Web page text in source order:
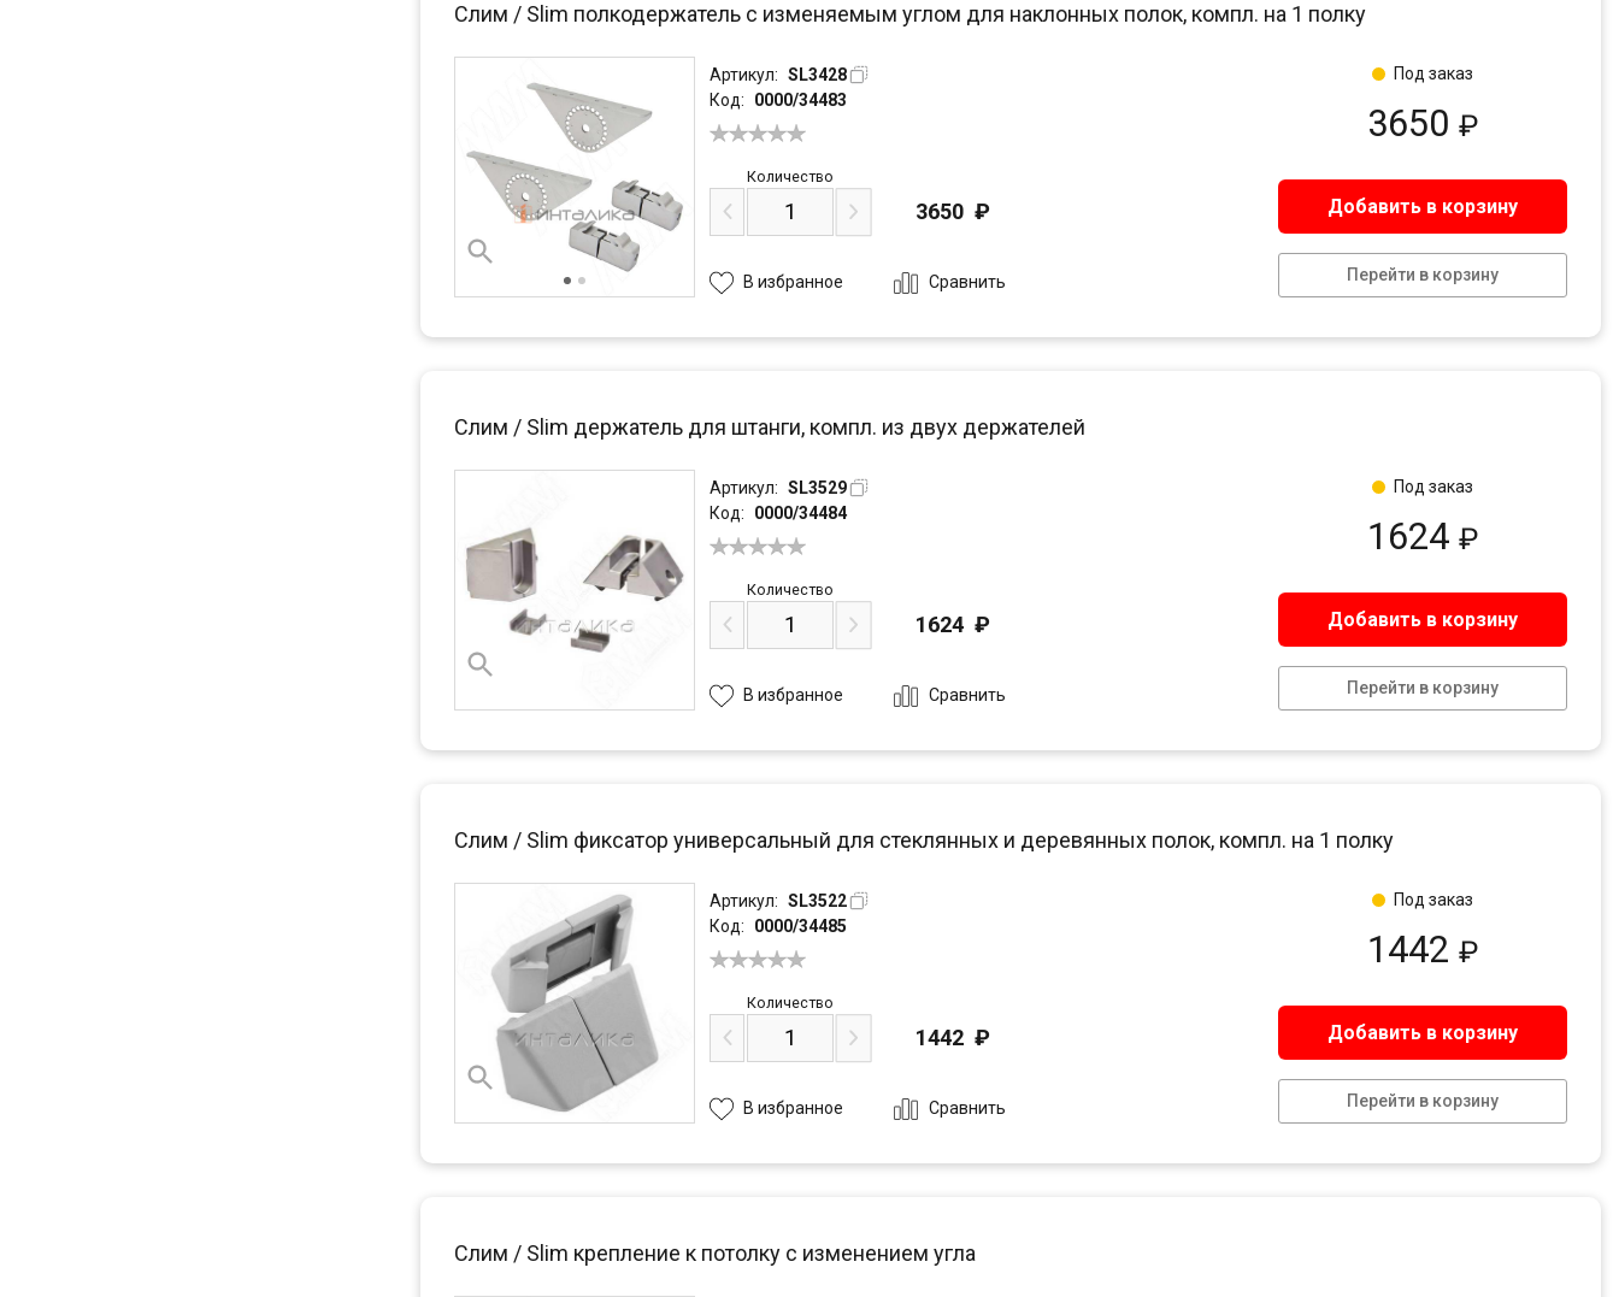
Слим / Slim полкодержатель с изменяемым углом для наклонных полок, компл. на 1 полку
Артикул: SL3428
Код:
0000/34483
3650 ₽
Количество
3650 ₽ Добавить в корзину
Перейти в корзину
В избранное Сравнить
Под заказ
Слим / Slim держатель для штанги, компл. из двух держателей
Артикул: SL3529
Код:
0000/34484
1624 ₽
Количество
1624 ₽ Добавить в корзину
Перейти в корзину
В избранное Сравнить
Под заказ
Слим / Slim фиксатор универсальный для стеклянных и деревянных полок, компл. на 1 полку
Артикул: SL3522
Код:
0000/34485
1442 ₽
Количество
1442 ₽ Добавить в корзину
Перейти в корзину
В избранное Сравнить
Под заказ
Слим / Slim крепление к потолку с изменением угла